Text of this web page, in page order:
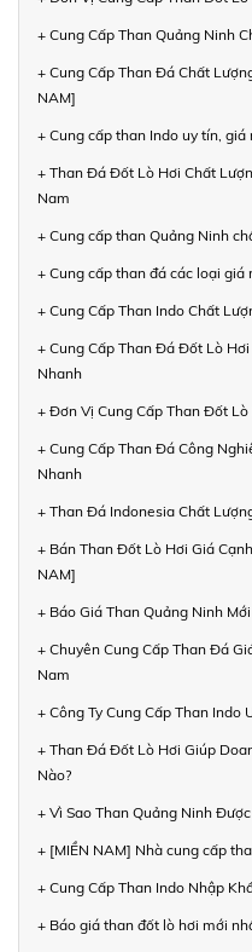
+ Cung Cấp Than Quảng Ninh
+ Cung Cấp Than Đá Chất
NAM]
+ Cung cấp than Indo uy tín,
+ Than Đá Đốt Lò Hơi Chất
Nam
+ Cung cấp than Quảng Ninh
+ Cung cấp than đá các loại
+ Cung Cấp Than Indo Chất
+ Cung Cấp Than Đá Đốt Lò
Nhanh
+ Đơn Vị Cung Cấp Than Đốt
+ Cung Cấp Than Đá Công
Nhanh
+ Than Đá Indonesia Chất
+ Bán Than Đốt Lò Hơi Giá
NAM]
+ Báo Giá Than Quảng Ninh
+ Chuyên Cung Cấp Than Đá
Nam
+ Công Ty Cung Cấp Than Indo
+ Than Đá Đốt Lò Hơi Giúp
Nào?
+ Vì Sao Than Quảng Ninh
+ [MIỀN NAM] Nhà cung cấp
+ Cung Cấp Than Indo Nhập
+ Báo giá than đốt lò hơi mới